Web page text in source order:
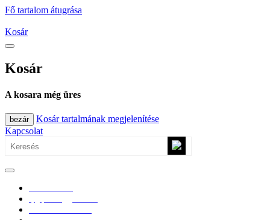
Fő tartalom átugrása
Kosár
Kosár
A kosara még üres
bezár
Kosár tartalmának megjelenítése
Kapcsolat